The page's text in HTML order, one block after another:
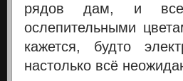
рядов дам, и все
ослепительными
кажется, будто
настолько всё